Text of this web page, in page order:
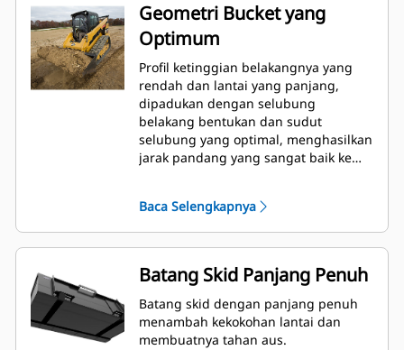
Geometri Bucket yang
Optimum
Profil ketinggian belakangnya yang
rendah dan lantai yang panjang,
dipadukan dengan selubung
belakang bentukan dan sudut
selubung yang optimal, menghasilkan
jarak pandang yang sangat baik ke
pemuatan dan pembuangan yang
sangat baik.
Baca Selengkapnya
Batang Skid Panjang Penuh
Batang skid dengan panjang penuh
menambah kekokohan lantai dan
membuatnya tahan aus.